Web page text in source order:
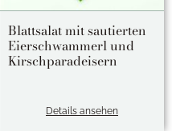
Blattsalat mit sautierten
Eierschwammerl und
Kirschparadeisern
Details ansehen